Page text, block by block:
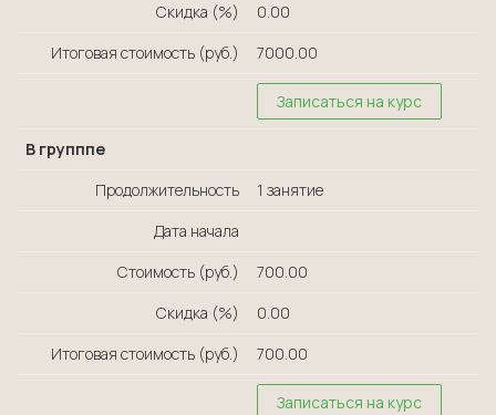
Скидка (%)
0.00
Итоговая стоимость (руб.)
7000.00
Записаться на курс
В групппе
Продолжительность
1 занятие
Дата начала
Стоимость (руб.)
700.00
Скидка (%)
0.00
Итоговая стоимость (руб.)
700.00
Записаться на курс